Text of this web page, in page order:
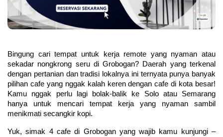
Bingung cari tempat untuk kerja remote yang nyaman atau
sekadar nongkrong seru di Grobogan? Daerah yang terkenal
dengan pertanian dan tradisi lokalnya ini ternyata punya banyak
pilihan cafe yang nggak kalah keren dengan cafe di kota besar!
Kamu nggak perlu lagi bolak-balik ke Solo atau Semarang
hanya untuk mencari tempat kerja yang nyaman sambil
menikmati secangkir kopi.
Yuk, simak 4 cafe di Grobogan yang wajib kamu kunjungi –